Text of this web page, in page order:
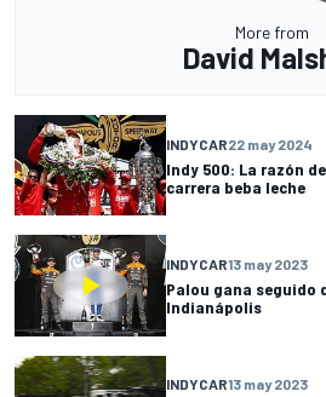
More from
David
INDYCAR22 may 2024
Indy 500: La razón
carrera beba leche
INDYCAR13 may 2023
Palou gana seguido
Indianápolis
INDYCAR13 may 2023